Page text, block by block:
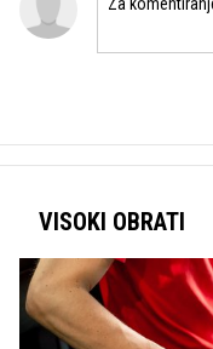
VISOKI OBRATI